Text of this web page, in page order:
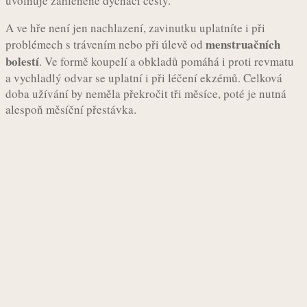
A ve hře není jen nachlazení, zavinutku uplatníte i při
problémech s trávením nebo při úlevě od menstruačních
bolestí. Ve formě koupelí a obkladů pomáhá i proti revmatu
a vychladlý odvar se uplatní i při léčení ekzémů. Celková
doba užívání by neměla překročit tři měsíce, poté je nutná
alespoň měsíční přestávka.